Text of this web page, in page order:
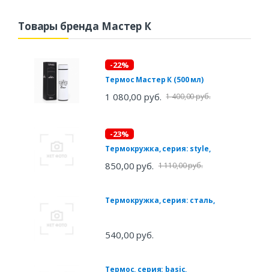
Товары бренда Мастер К
-22%
Термос Мастер К (500 мл)
1 080,00 руб. 1 400,00 руб.
-23%
Термокружка, серия: style,
850,00 руб. 1 110,00 руб.
Термокружка, серия: сталь,
540,00 руб.
Термос, серия: basic,